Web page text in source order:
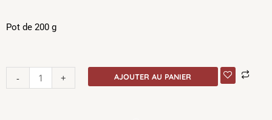
Pot de 200 g
-
quantité
+ AJOUTER AU PANIER